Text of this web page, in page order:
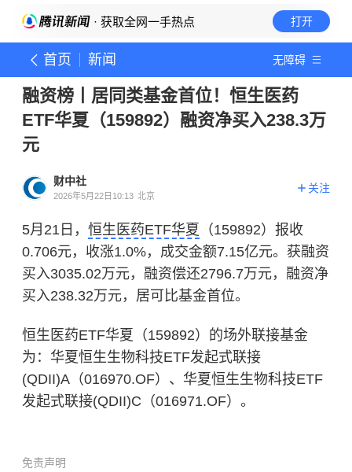
· 获取全网一手热点 打开
首页 新闻 无障碍
融资榜丨居同类基金首位！恒生医药
ETF华夏（159892）融资净买入238.3万
元
财中社
2026年5月22日10:13 北京
关注
5月21日， 恒生医药ETF华夏
（159892）报收
0.706元，收涨1.0%，成交金额7.15亿元。获融资
买入3035.02万元，融资偿还2796.7万元，融资净
买入238.32万元，居可比基金首位。
恒生医药ETF华夏（159892）的场外联接基金
为：华夏恒生生物科技ETF发起式联接
(QDII)A（016970.OF）、华夏恒生生物科技ETF
发起式联接(QDII)C（016971.OF）。
免责声明